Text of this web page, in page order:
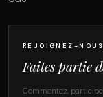
REJOIGNEZ-NOUS
Faites partie
Commentez,